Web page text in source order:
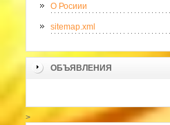
О Росиии
sitemap.xml
ОБЪЯВЛЕНИЯ
>